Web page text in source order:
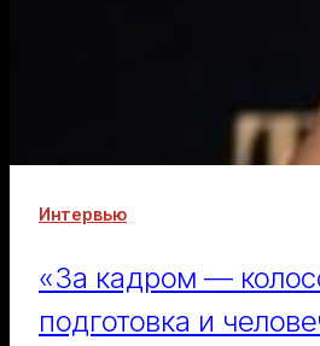
Интервью
«За кадром —
подготовка и